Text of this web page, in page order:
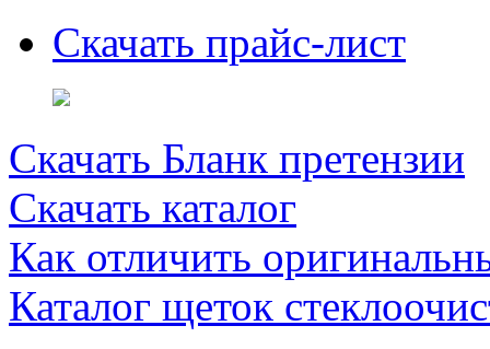
Скачать прайс-лист
Скачать Бланк претензии
Скачать каталог
Как отличить
Каталог щеток